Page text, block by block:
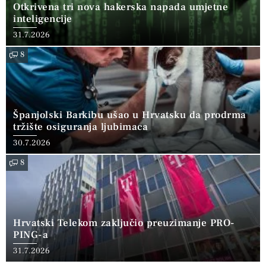
Otkrivena tri nova hakerska napada umjetne
inteligencije
31.7.2026
8
Španjolski Barkibu ušao u Hrvatsku da prodrma
tržište osiguranja ljubimaca
30.7.2026
8
Hrvatski Telekom zaključio preuzimanje PRO-
PING-a
31.7.2026